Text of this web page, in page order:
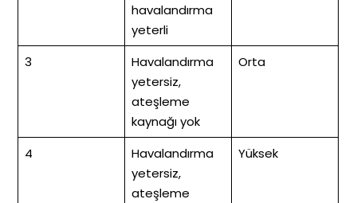
havalandırma
yeterli
3
Havalandırma
yetersiz,
ateşleme
kaynağı yok
Orta
4
Havalandırma
yetersiz,
ateşleme
Yüksek